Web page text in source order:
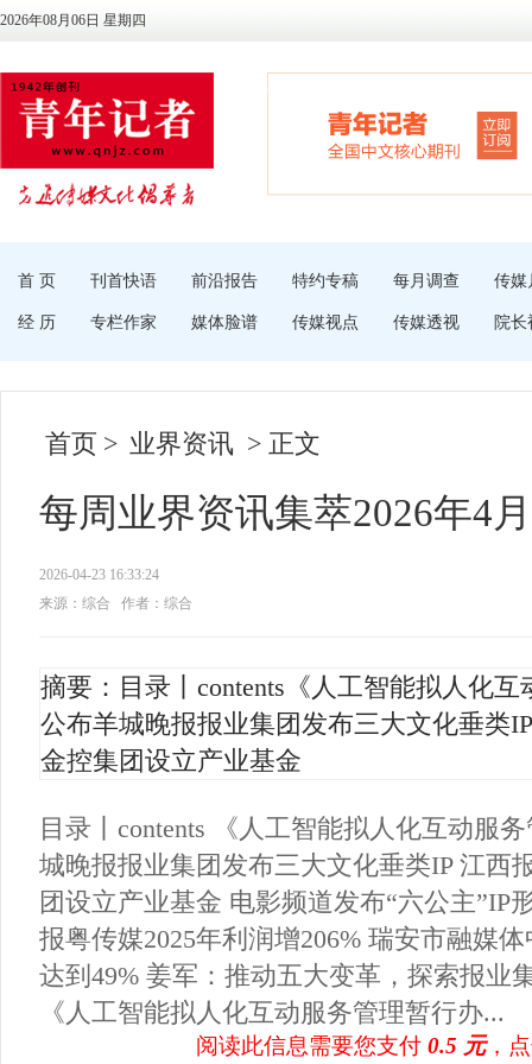
2026年08月06日 星期四
首 页 刊首快语 前沿报告 特约专稿 每月调查 传媒
经 历 专栏作家 媒体脸谱 传媒视点 传媒透视 院长
首页 > 业界资讯 > 正文
每周业界资讯集萃2026年4
2026-04-23 16:33:24
来源：综合
作者：综合
摘要：目录丨contents《人工智能拟人化
公布羊城晚报报业集团发布三大文化垂类
金控集团设立产业基金
目录丨contents 《人工智能拟人化互动服
城晚报报业集团发布三大文化垂类IP 江西
团设立产业基金 电影频道发布“六公主”IP
报粤传媒2025年利润增206% 瑞安市融媒
达到49% 姜军：推动五大变革，探索
《人工智能拟人化互动服务管理暂行办...
阅读此信息需要您支付 0.5 元，